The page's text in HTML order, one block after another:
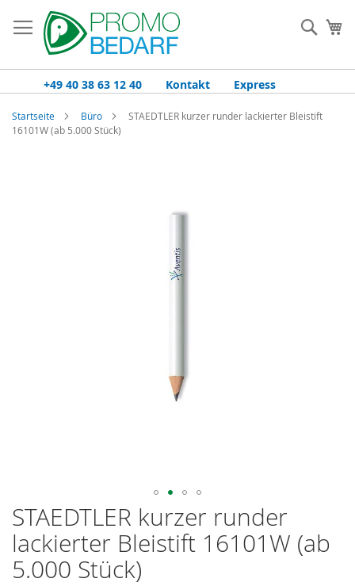
Inhalt
springen
+49 40 38 63 12 40 Kontakt Express
Startseite Büro
STAEDTLER kurzer runder lackierter Bleistift
16101W (ab 5.000 Stück)
STAEDTLER kurzer runder
lackierter Bleistift 16101W (ab
5.000 Stück)
Zum
Anfang
der
Bildgalerie
springen